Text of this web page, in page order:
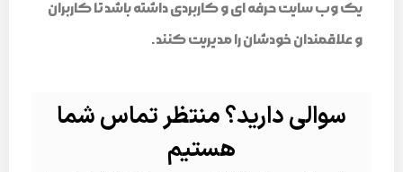
یک وب سایت حرفه ای و کاربردی داشته باشد تا کاربران
و علاقمندان خودشان را مدیریت کنند.
سوالی دارید؟ منتظر تماس شما
هستیم